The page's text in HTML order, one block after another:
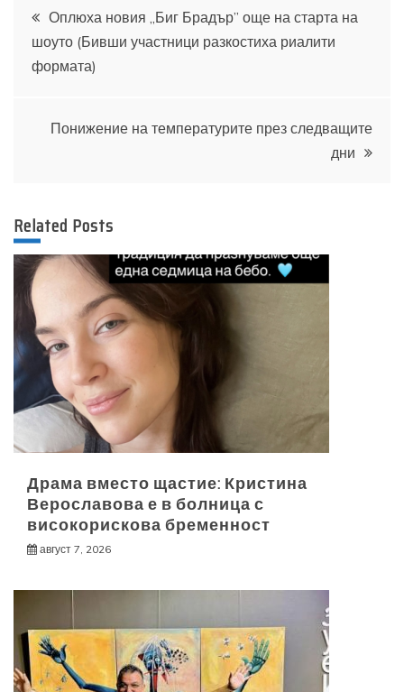
Навигация
Оплюха новия „Биг Брадър” още на старта на
шоуто (Бивши участници разкостиха риалити
формата)
Понижение на температурите през следващите
дни
Related Posts
Драма вместо щастие: Кристина
Верославова е в болница с
високорискова бременност
август 7, 2026